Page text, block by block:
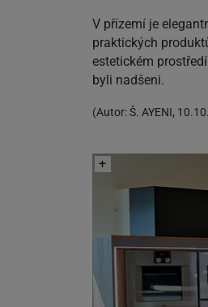
V přízemí je
praktických
estetickém
byli nadšeni.
(Autor:Š. AYENI,